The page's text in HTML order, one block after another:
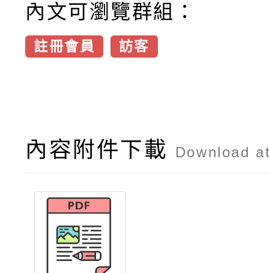
內文可瀏覽群組：
註冊會員 訪客
內容附件下載 Download